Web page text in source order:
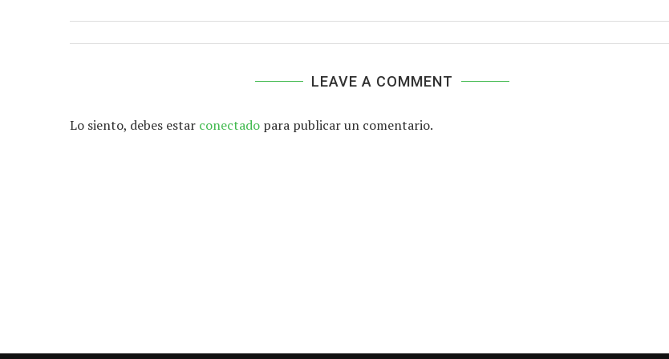
LEAVE A COMMENT
Lo siento, debes estar conectado para publicar un comentario.